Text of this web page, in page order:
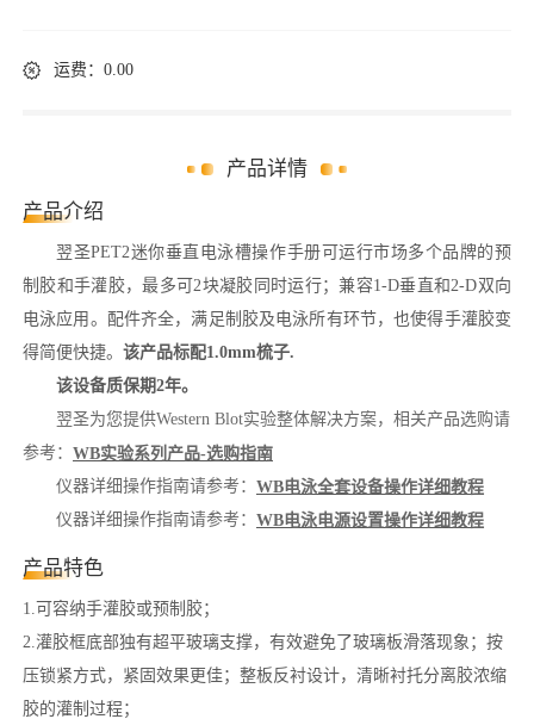
运费：0.00
产品详情
产品介绍
翌圣PET2迷你垂直电泳槽操作手册可运行市场多个品牌的预
制胶和手灌胶，最多可2块凝胶同时运行；兼容1-D垂直和2-D双向
电泳应用。配件齐全，满足制胶及电泳所有环节，也使得手灌胶变
得简便快捷。 该产品标配1.0mm梳子.
该设备质保期2年。
翌圣为您提供Western Blot实验整体解决方案，相关产品选购请
参考： WB实验系列产品-选购指南
仪器详细操作指南请参考： WB电泳全套设备操作详细教程
仪器详细操作指南请参考： WB电泳电源设置操作详细教程
产品特色
1.可容纳手灌胶或预制胶；
2.灌胶框底部独有超平玻璃支撑，有效避免了玻璃板滑落现象；按
压锁紧方式，紧固效果更佳；整板反衬设计，清晰衬托分离胶浓缩
胶的灌制过程；